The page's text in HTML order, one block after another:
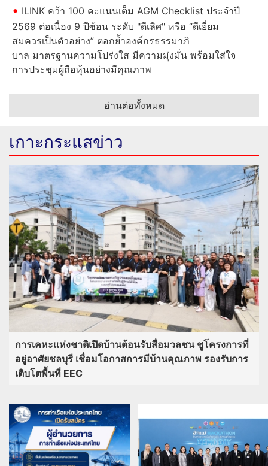
ILINK คว้า 100 คะแนนเต็ม AGM Checklist ประจำปี
2569 ต่อเนื่อง 9 ปีซ้อน ระดับ "ดีเลิศ" หรือ “ดีเยี่ยม
สมควรเป็นตัวอย่าง” ตอกย้ำองค์กรธรรมาภิ
บาล มาตรฐานความโปร่งใส มีความมุ่งมั่น พร้อมใส่ใจ
การประชุมผู้ถือหุ้นอย่างมีคุณภาพ
อ่านต่อทั้งหมด
เกาะกระแสข่าว
การเคหะแห่งชาติเปิดบ้านต้อนรับสื่อมวลชน ชูโครงการที่
อยู่อาศัยชลบุรี เชื่อมโอกาสการมีบ้านคุณภาพ รองรับการ
เติบโตพื้นที่ EEC